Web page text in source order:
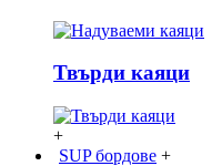
Твърди каяци
+
SUP бордове +